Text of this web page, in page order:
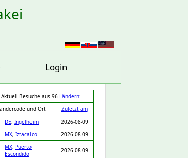
Login
Aktuell Besuche aus 96 Ländern:
und Ort
Zuletzt am
DE, Ingelheim
2026-08-09
MX, Iztacalco
2026-08-09
MX, Puerto
Escondido
2026-08-09